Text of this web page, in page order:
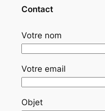
Contact
Votre nom
Votre email
Objet